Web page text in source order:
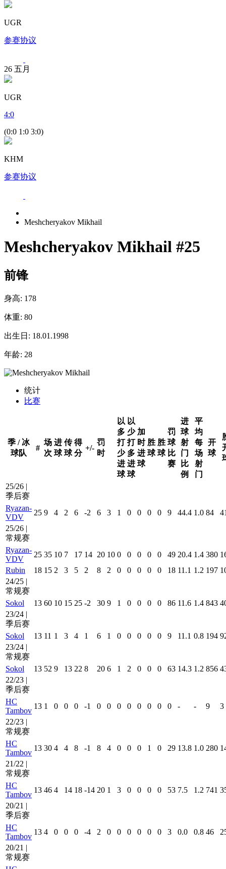
UGR
参赛协议
26 五月
UGR
4:0
(0:0 1:0 3:0)
KHM
参赛协议
Meshcheryakov Mikhail
Meshcheryakov Mikhail #25
前锋
身高: 178
体重: 80
出生日: 18.01.1998
年龄: 28
统计
比赛
季 / 冰
球队
#
场
次
进
球
传
球
得
分
+/-
罚
时
以
多
打
少
进
球
以
少
打
多
进
球
加
时
进
球
胜
球
胜
球
罚
球
比
赛
进
球
射
门
比
例
平
均
每
场
射
门
开
球
25/26 |
季后赛
Ryazan-
VDV
25 9 4 2 6 -2 6 3 1 0 0 0 0 9 44.4 1.0 84
25/26 |
常规赛
Ryazan-
VDV
25 35 10 7 17 14 20 10 0 0 0 0 0 49 20.4 1.4 380
Rubin
18 15 2 3 5 2 8 2 0 0 0 0 0 18 11.1 1.2 197
24/25 |
常规赛
Sokol
13 60 10 15 25 -2 30 9 1 0 0 0 0 86 11.6 1.4 843
23/24 |
季后赛
Sokol
13 11 1 3 4 1 6 1 0 0 0 0 0 9 11.1 0.8 194
23/24 |
常规赛
Sokol
13 52 9 13 22 8 20 6 1 2 0 0 0 63 14.3 1.2 856
22/23 |
季后赛
HC
Tambov
13 1 0 0 0 -1 0 0 0 0 0 0 0 0 - - 9
3
22/23 |
常规赛
HC
Tambov
13 30 4 4 8 -1 8 4 0 0 0 1 0 29 13.8 1.0 280
21/22 |
常规赛
HC
Tambov
13 46 4 14 18 -14 20 1 3 0 0 0 0 53 7.5 1.2 741
20/21 |
季后赛
HC
Tambov
13 4 0 0 0 -4 2 0 0 0 0 0 0 3 0.0 0.8 46
20/21 |
常规赛